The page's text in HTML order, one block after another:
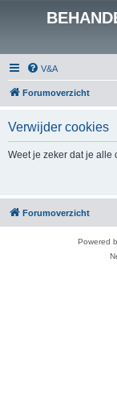
V&A
Forumoverzicht
Verwijder cookies
Weet je zeker dat je alle
Forumoverzicht
Powered